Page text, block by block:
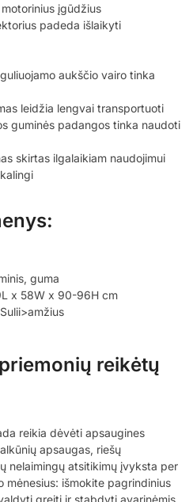
įgūdžius
padeda išlaikyti
aukščio vairo tinka
leidžia lengvai transportuoti
guminės padangos tinka naudoti
skirtas ilgalaikiam naudojimui
guma
x 58W x 90-96H cm
reikėtų
reikia dėvėti apsaugines
apsaugas, riešų
nelaimingų atsitikimų įvyksta per
mėnesius: išmokite pagrindinius